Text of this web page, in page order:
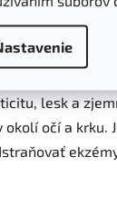
Prunus
ktoré sú
ako
v
lesk a
okolí očí a krku.